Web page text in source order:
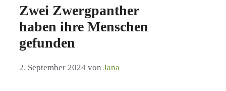
Zwei Zwergpanther
haben ihre Menschen
gefunden
2. September 2024 von Jana